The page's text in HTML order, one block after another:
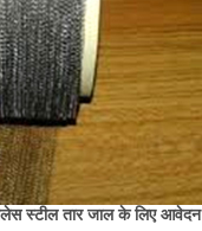
स्टील तार जाल के लिए आवेदन